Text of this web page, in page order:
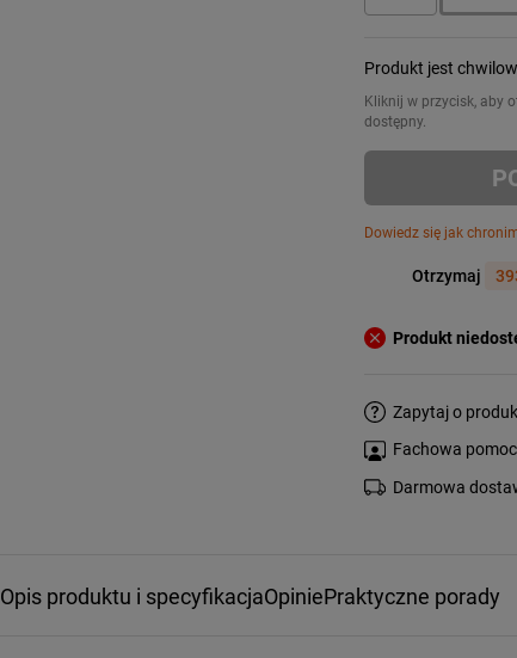
Produkt jest
Kliknij w przycisk, aby
dostępny.
Dowiedz się jak
Otrzymaj
Produkt
Zapytaj o
Fachowa
Darmowa
Opis produktu i specyfikacjaOpiniePraktyczne porady